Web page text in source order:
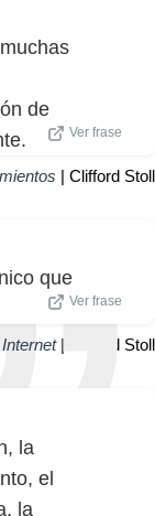
de
Ver frase
| Clifford Stoll
que
Ver frase
Internet| Clifford Stoll
la
el
la